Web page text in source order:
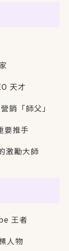
天才
銷「師父」
要推手
激勵大師
王者
人物